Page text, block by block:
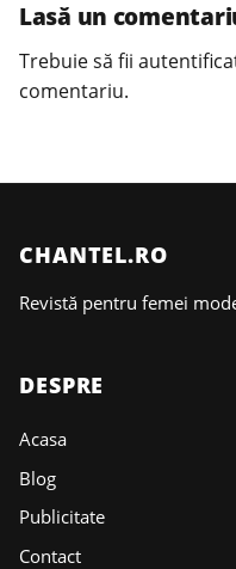
Lasă un
Trebuie să fii
comentariu.
CHANTEL.RO
Revistă pentru femei
DESPRE
Acasa
Blog
Publicitate
Contact